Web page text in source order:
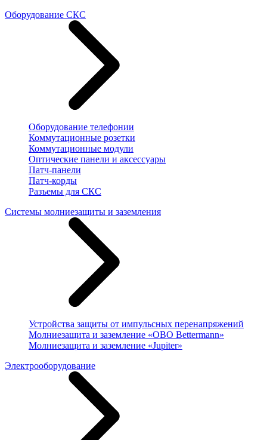
Оборудование СКС
Оборудование телефонии
Коммутационные розетки
Коммутационные модули
Оптические панели и аксессуары
Патч-панели
Патч-корды
Разъемы для СКС
Системы молниезащиты и заземления
Устройства защиты от импульсных перенапряжений
Молниезащита и заземление «OBO Bettermann»
Молниезащита и заземление «Jupiter»
Электрооборудование